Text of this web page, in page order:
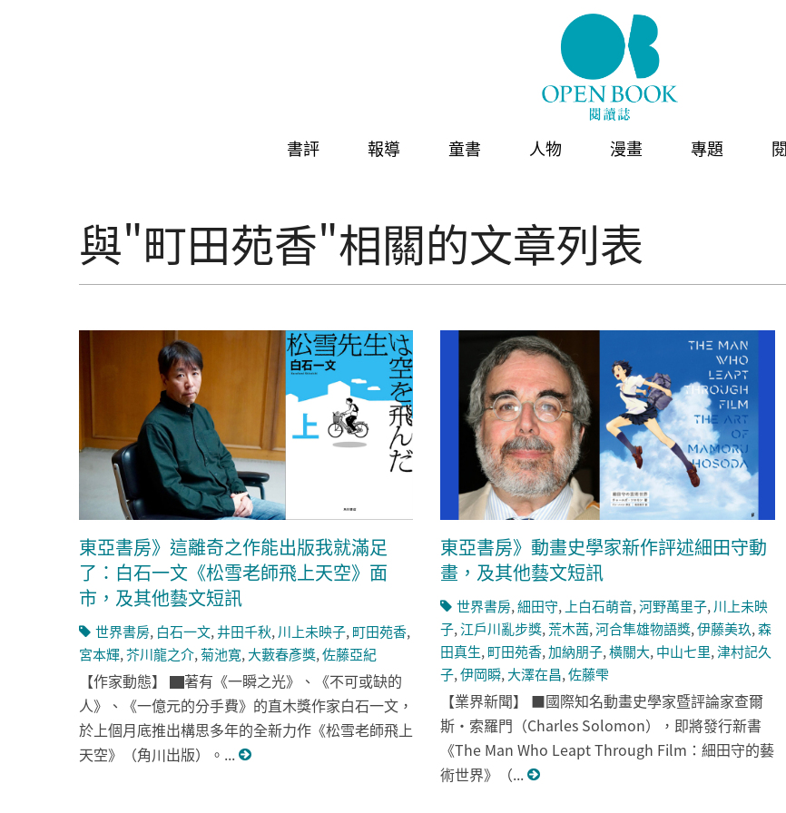
書評 報導 童書 人物 漫畫 專題
與"町田苑香"相關的文章列表
東亞書房》這離奇之作能出版我就滿足
了：白石一文《松雪老師飛上天空》面
市，及其他藝文短訊
世界書房, 白石一文,井田千秋, 川上未映子, 町田苑香,
宮本輝,芥川龍之介,菊池寛, 大藪春彥獎,佐藤亞紀
【作家動態】 ▇著有《一瞬之光》、《不可或缺的
人》、《一億元的分手費》的直木獎作家白石一文，
於上個月底推出構思多年的全新力作《松雪老師飛上
天空》（角川出版）。...
東亞書房》動畫史學家新作評述細田守動
畫，及其他藝文短訊
世界書房,細田守, 上白石萌音,河野萬里子, 川上未映
子,江戶川亂步獎, 荒木茜,河合隼雄物語獎,伊藤美玖,森
田真生, 町田苑香,加納朋子,橫關大, 中山七里,津村記久
子,伊岡瞬, 大澤在昌,佐藤雫
【業界新聞】 ■國際知名動畫史學家暨評論家查爾
斯・索羅門（Charles Solomon），即將發行新書
《The Man Who Leapt Through Film：細田守的藝
術世界》（...